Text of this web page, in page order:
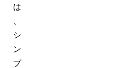
は
シ
ン
プ